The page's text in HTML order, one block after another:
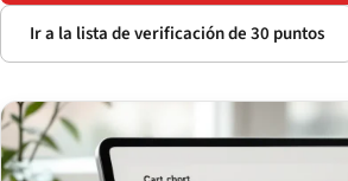
Ir a la lista de verificación de 30 puntos